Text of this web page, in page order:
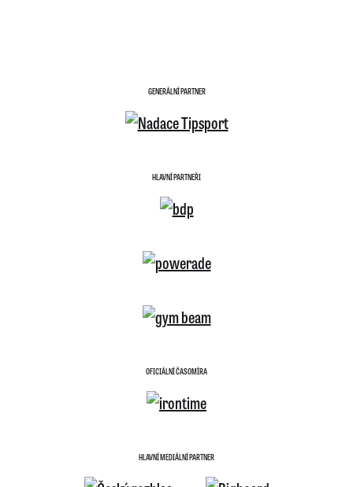
GENERÁLNÍ PARTNER
HLAVNÍ PARTNEŘI
OFICIÁLNÍ ČASOMÍRA
HLAVNÍ MEDIÁLNÍ PARTNER